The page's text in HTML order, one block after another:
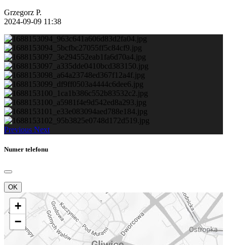
Grzegorz P.
2024-09-09 11:38
Previous Next
Numer telefonu
OK
+
−